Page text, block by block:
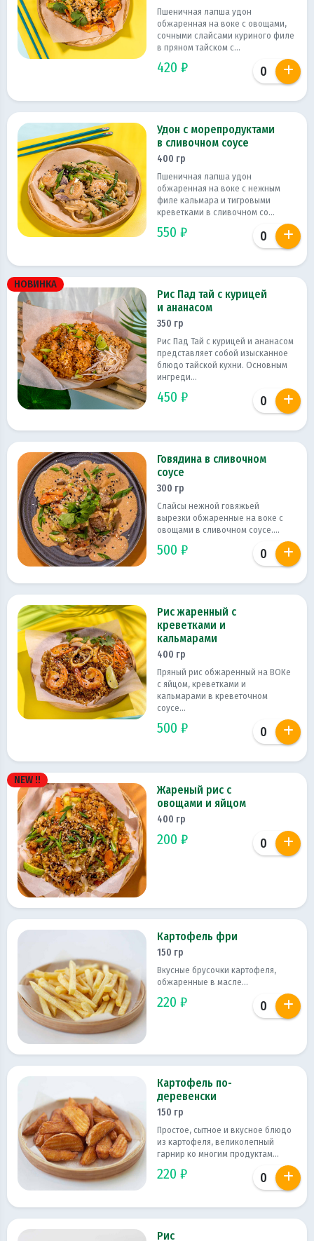
Пшеничная лапша удон
обжаренная на воке с овощами,
сочными слайсами куриного филе
в пряном тайском с...
420 ₽
Удон с морепродуктами
в сливочном соусе
400 гр
Пшеничная лапша удон
обжаренная на воке с нежным
филе кальмара и тигровыми
креветками в сливочном со...
550 ₽
НОВИНКА
Рис Пад тай с курицей
и ананасом
350 гр
Рис Пад Тай с курицей и ананасом
представляет собой изысканное
блюдо тайской кухни. Основным
ингреди...
450 ₽
Говядина в сливочном
соусе
300 гр
Слайсы нежной говяжьей
вырезки обжаренные на воке с
овощами в сливочном соусе....
500 ₽
Рис жаренный с
креветками и
кальмарами
400 гр
Пряный рис обжаренный на ВОКе
с яйцом, креветками и
кальмарами в креветочном
соусе...
500 ₽
NEW !!
Жареный рис с
овощами и яйцом
400 гр
200 ₽
Картофель фри
150 гр
Вкусные брусочки картофеля,
обжаренные в масле...
220 ₽
Картофель по-
деревенски
150 гр
Простое, сытное и вкусное блюдо
из картофеля, великолепный
гарнир ко многим продуктам...
220 ₽
Рис